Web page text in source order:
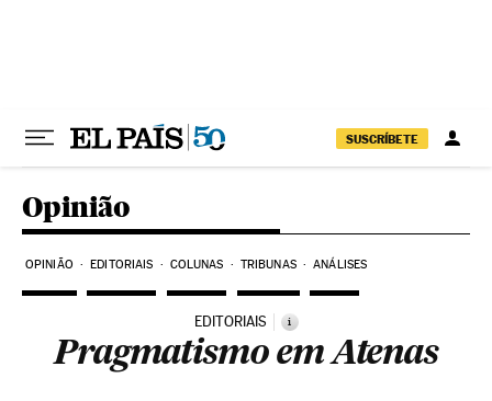
SUSCRÍBETE
Opinião
OPINIÃO EDITORIAIS COLUNAS TRIBUNAS ANÁLISES
EDITORIAIS i
Pragmatismo em Atenas